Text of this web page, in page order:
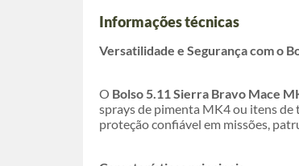
Informações técnicas
Versatilidade e Segurança com o
O Bolso 5.11 Sierra Bravo Mace
sprays de pimenta MK4 ou itens de
proteção confiável em missões,